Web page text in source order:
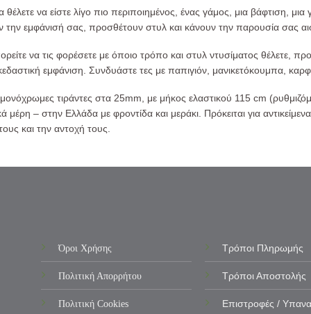
να είστε λίγο πιο περιποιημένος, ένας γάμος, μια βάφτιση,
εμφάνισή σας, προσθέτουν στυλ και κάνουν την παρουσία σας
να τις φορέσετε με όποιο τρόπο και στυλ ντυσίματος θέλετε,
εμφάνιση. Συνδυάστε τες με παπιγιόν, μανικετόκουμπα,
τιράντες στα 25mm, με μήκος ελαστικού 115 cm
– στην Ελλάδα με φροντίδα και μεράκι. Πρόκειται για
και την αντοχή τους.
Όροι Χρήσης
Πολιτική Απορρήτου
Πολιτική Cookies
Τρόποι Πληρωμής
Τρόποι Αποστολής
Επιστροφές /